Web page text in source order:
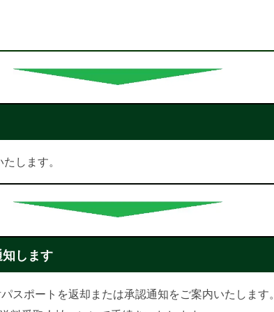
します。
します
スポートを返却または承認通知をご案内いたします